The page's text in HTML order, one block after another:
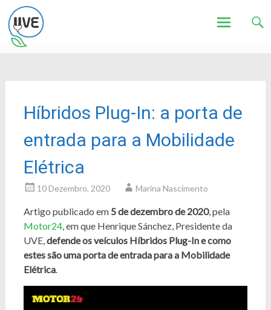
Híbridos Plug-In: a porta de
entrada para a Mobilidade
Elétrica
10 Dezembro, 2020 Marina Nascimento
Artigo publicado em 5 de dezembro de 2020, pela
Motor24, em que Henrique Sánchez, Presidente da
UVE,defende os veículos Híbridos Plug-In e como
estes são uma porta de entrada para a Mobilidade
Elétrica.